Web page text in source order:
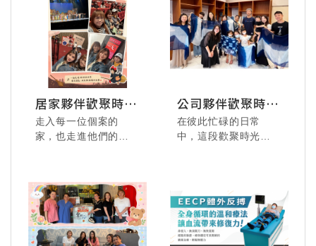
居家夥伴歡聚時刻
全紀錄
走入每一位個案的
家，也走進他們的生
在繁忙與付出之間，
難得的歡聚時刻，是
屬於我們的喘息與連
結。
公司夥伴歡聚時刻
全紀錄
在彼此忙碌的日常
中，這段歡聚時光就
了彼此的距離。